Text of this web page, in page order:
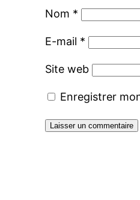
Nom *
E-mail *
Site web
Enregistrer